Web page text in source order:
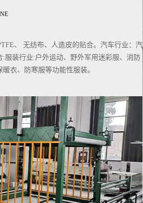
、 无纺布、人造皮的贴合。汽车行业：汽
服装行业:户外运动、野外军用迷彩服、消防
衣、防寒服等功能性服装。